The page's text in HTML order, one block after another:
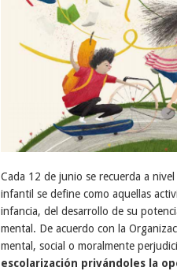
Cada 12 de junio se recuerda a
infantil se define como aquellas
infancia, del desarrollo de su
mental. De acuerdo con la
mental, social o moralmente
escolarización privándoles la